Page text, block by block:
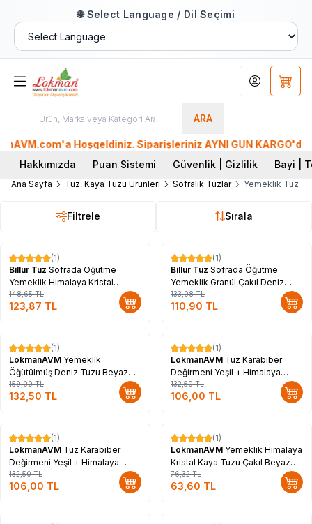
🌐 Select Language / Dil Seçimi
ARA
Hesabım
Hoşgeldiniz. Siparişleriniz AYNI GÜN KARGO'da.
Hakkımızda
Puan Sistemi Güvenlik | Gizlilik Bayi |
Ana Sayfa Tuz, Kaya Tuzu Ürünleri Sofralık Tuzlar Yemeklik Tuz
Filtrele Sırala
%17
(1)
Billur Tuz Sofrada Öğütme
Yemeklik Himalaya Kristal
Granül Doğal Kaya Tuzu 200 Gr
Değirmenli
148,65TL
123,87 TL
%17
(1)
Billur Tuz Sofrada Öğütme
Yemeklik Granül Çakıl Deniz
Tuzu 200 Gr Değirmenli
133,08TL
110,90 TL
%17
(1)
LokmanAVM Yemeklik
Öğütülmüş Deniz Tuzu Beyaz
1000 Gr
159,00TL
132,50 TL
%20
(1)
LokmanAVM Tuz Karabiber
Değirmeni Yeşil + Himalaya
Çakıl Tuz Pembe 250 Gr
132,50TL
106,00 TL
%20
(1)
LokmanAVM Tuz Karabiber
Değirmeni Yeşil + Himalaya
Çakıl Tuz Beyaz 250 Gr
132,50TL
106,00 TL
%17
(1)
LokmanAVM Yemeklik Himalaya
Kristal Kaya Tuzu Çakıl Beyaz
250 Gr
76,32TL
63,60 TL